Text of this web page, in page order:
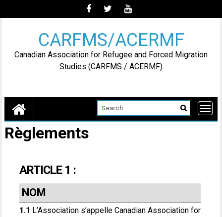
to
CARFMS/ACERMF
Canadian Association for Refugee and Forced Migration
Studies (CARFMS / ACERMF)
Règlements
ARTICLE 1 :
NOM
1.1 L’Association s’appelle Canadian Association for